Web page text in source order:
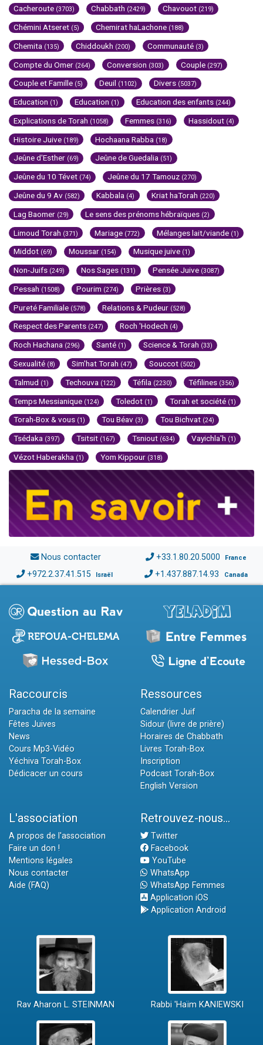
Cacheroute (3703) Chabbath (2429) Chavouot (219)
Chémini Atseret (5) Chemirat haLachone (188)
Chemita (135) Chiddoukh (200) Communauté (3)
Compte du Omer (264) Conversion (303) Couple (297)
Couple et Famille (5) Deuil (1102) Divers (5037)
Education (1) Education (1) Education des enfants (244)
Explications de Torah (1058) Femmes (316) Hassidout (4)
Histoire Juive (189) Hochaana Rabba (18)
Jeûne d'Esther (69) Jeûne de Guedalia (51)
Jeûne du 10 Tévet (74) Jeûne du 17 Tamouz (270)
Jeûne du 9 Av (582) Kabbala (4) Kriat haTorah (220)
Lag Baomer (29) Le sens des prénoms hébraïques (2)
Limoud Torah (371) Mariage (772) Mélanges lait/viande (1)
Middot (69) Moussar (154) Musique juive (1)
Non-Juifs (249) Nos Sages (131) Pensée Juive (3087)
Pessah (1508) Pourim (274) Prières (3)
Pureté Familiale (578) Relations & Pudeur (528)
Respect des Parents (247) Roch 'Hodech (4)
Roch Hachana (296) Santé (1) Science & Torah (33)
Sexualité (8) Sim'hat Torah (47) Souccot (502)
Talmud (1) Techouva (122) Téfila (2230) Téfilines (356)
Temps Messianique (124) Toledot (1) Torah et société (1)
Torah-Box & vous (1) Tou Béav (3) Tou Bichvat (24)
Tsédaka (397) Tsitsit (167) Tsniout (634) Vayichla'h (1)
Vézot Haberakha (1) Yom Kippour (318)
Nous contacter +33.1.80.20.5000 France
+972.2.37.41.515 Israël +1.437.887.14.93 Canada
Raccourcis
Paracha de la semaine
Fêtes Juives
News
Cours Mp3-Vidéo
Yéchiva Torah-Box
Dédicacer un cours
Ressources
Calendrier Juif
Sidour (livre de prière)
Horaires de Chabbath
Livres Torah-Box
Inscription
Podcast Torah-Box
English Version
L'association
A propos de l'association
Faire un don !
Mentions légales
Nous contacter
Aide (FAQ)
Retrouvez-nous...
Twitter
Facebook
YouTube
WhatsApp
WhatsApp Femmes
Application iOS
Application Android
Rav Aharon L. STEINMAN Rabbi 'Haïm KANIEWSKI